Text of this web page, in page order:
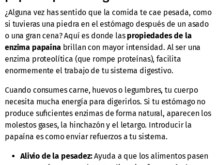
¿Alguna vez has sentido que la comida te cae pesada, como
si tuvieras una piedra en el estómago después de un asado
o una gran cena? Aquí es donde las propiedades de la
enzima papaínabrillan con mayor intensidad. Al ser una
enzima proteolítica (que rompe proteínas), facilita
enormemente el trabajo de tu sistema digestivo.
Cuando consumes carne, huevos o legumbres, tu cuerpo
necesita mucha energía para digerirlos. Si tu estómago no
produce suficientes enzimas de forma natural, aparecen los
molestos gases, la hinchazón y el letargo. Introducir la
papaína es como enviar refuerzos a tu sistema.
Alivio de la pesadez:Ayuda a que los alimentos pasen